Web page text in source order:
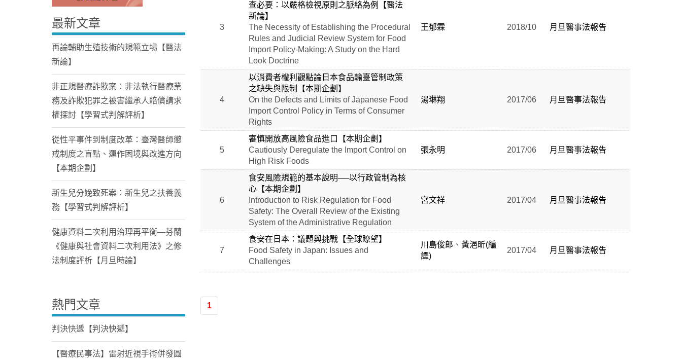
Home
3
查必要：以嚴格檢視原則之脈絡為例【醫法
新論】
The Necessity of Establishing the Procedural
Rules and Judicial Review System for Food
Import Policy-Making: A Study on the Hard
Look Doctrine
王郁霖 2018/10 月旦醫事法報告
4
以消費者權利觀點論日本食品輸臺管制政策
之缺失與限制【本期企劃】
On the Defects and Limits of Japanese Food
Import Control Policy in Terms of Consumer
Rights
湯琳翔 2017/06 月旦醫事法報告
5
審慎開放高風險食品進口【本期企劃】
Cautiously Deregulate the Import Control on
High Risk Foods
張永明 2017/06 月旦醫事法報告
6
食安風險規範的基本說明──以行政管制為核
心【本期企劃】
Introduction to Risk Regulation for Food
Safety: The Overall Review of the Existing
System of the Administrative Regulation
宮文祥 2017/04 月旦醫事法報告
7
食安在日本：議題與挑戰【全球瞭望】
Food Safety in Japan: Issues and
Challenges
川島俊郎 、 黃浥昕(編
譯)
2017/04 月旦醫事法報告
1
最新文章
再論輔助生殖技術的規範立場【醫法
新論】
非正規醫療詐欺案：非法執行醫療業
務及詐欺犯罪之被害繼承人賠償請求
權探討【學習式判解評析】
從性平事件到制度改革：臺灣醫師懲
戒制度之盲點、運作困境與改進方向
【本期企劃】
新生兒分娩致死案：新生兒之扶養義
務【學習式判解評析】
健康資料二次利用治理再平衡—芬蘭
《健康與社會資料二次利用法》之修
法制度評析【月旦時論】
熱門文章
判決快遞【判決快遞】
【醫療民事法】雷射近視手術併發圓